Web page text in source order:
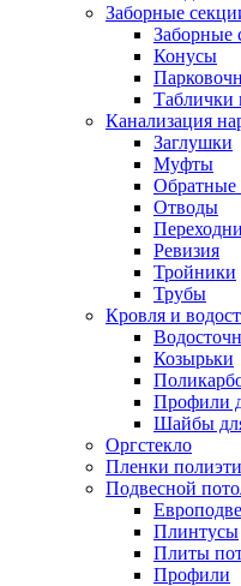
Заборные
Заборные
Конусы
Таблички
Канализация
Заглушки
Муфты
Обратные
Отводы
Ревизия
Тройники
Трубы
Кровля и
Козырьки
Профили
Шайбы
Оргстекло
Пленки
Подвесной
Плинтусы
Плиты
Профили